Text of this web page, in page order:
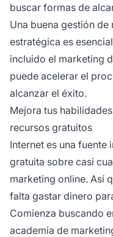
buscar formas de
Una buena gestión
estratégica es
incluido el marketing
puede acelerar el
alcanzar el éxito.
Mejora tus
recursos gratuitos
Internet es una
gratuita sobre casi
marketing online. Así
falta gastar dinero
Comienza buscando
academia de